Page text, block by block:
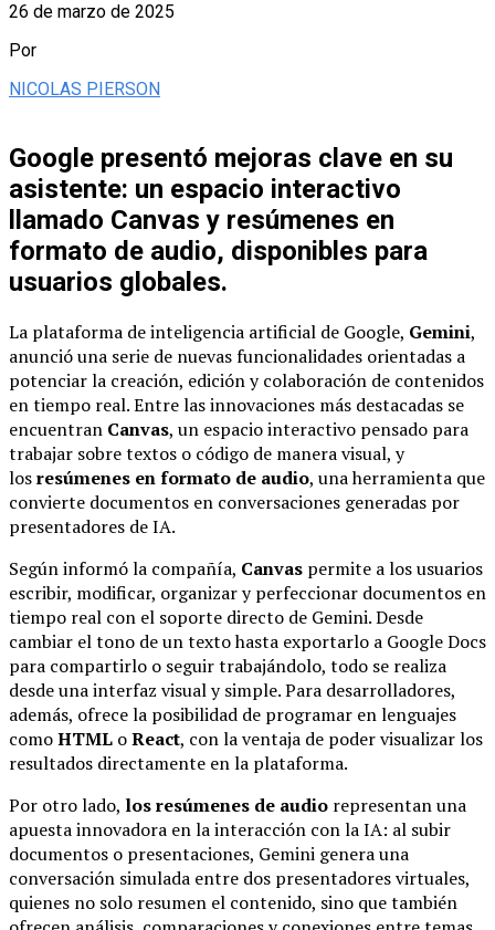
26 de marzo de 2025
Por
NICOLAS PIERSON
Google presentó mejoras clave en su
asistente: un espacio interactivo
llamado Canvas y resúmenes en
formato de audio, disponibles para
usuarios globales.
La plataforma de inteligencia artificial de Google, Gemini,
anunció una serie de nuevas funcionalidades orientadas a
potenciar la creación, edición y colaboración de contenidos
en tiempo real. Entre las innovaciones más destacadas se
encuentran Canvas, un espacio interactivo pensado para
trabajar sobre textos o código de manera visual, y
losresúmenes en formato de audio, una herramienta que
convierte documentos en conversaciones generadas por
presentadores de IA.
Según informó la compañía, Canvas permite a los usuarios
escribir, modificar, organizar y perfeccionar documentos en
tiempo real con el soporte directo de Gemini. Desde
cambiar el tono de un texto hasta exportarlo a Google Docs
para compartirlo o seguir trabajándolo, todo se realiza
desde una interfaz visual y simple. Para desarrolladores,
además, ofrece la posibilidad de programar en lenguajes
comoHTML oReact, con la ventaja de poder visualizar los
resultados directamente en la plataforma.
Por otro lado, los resúmenes de audio representan una
apuesta innovadora en la interacción con la IA: al subir
documentos o presentaciones, Gemini genera una
conversación simulada entre dos presentadores virtuales,
quienes no solo resumen el contenido, sino que también